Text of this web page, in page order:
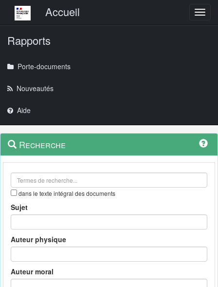
Menu principalAccueil
Rapports
Porte-documents
Nouveautés
Aide
Navigation
outils
Menu
contextuel
Recherche
dans le texte intégral des documents
Sujet
Auteur physique
Auteur moral